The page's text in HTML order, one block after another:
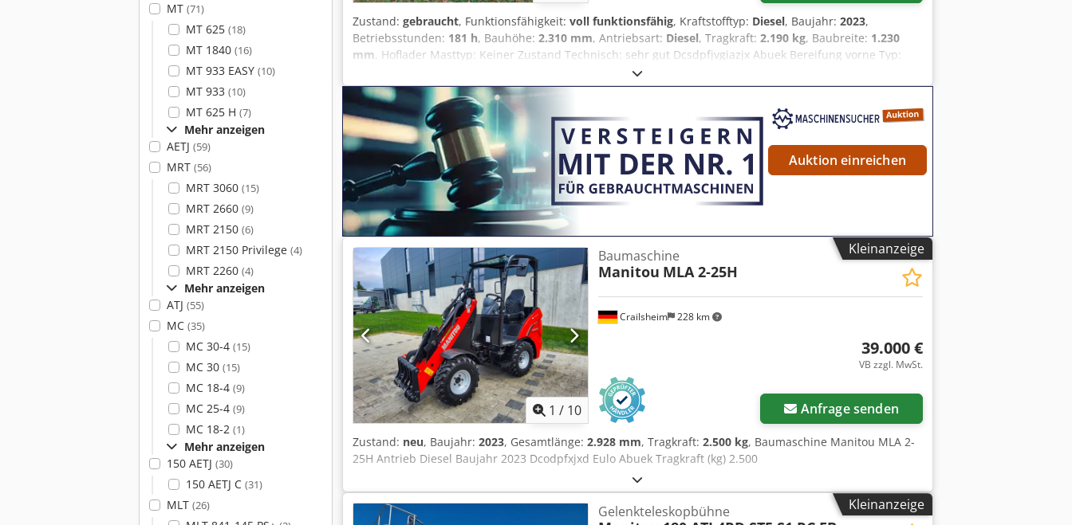
MT (71)
MT 625 (18)
MT 1840 (16)
MT 933 EASY (10)
MT 933 (10)
MT 625 H (7)
Mehr anzeigen
AETJ (59)
MRT (56)
MRT 3060 (15)
MRT 2660 (9)
MRT 2150 (6)
MRT 2150 Privilege (4)
MRT 2260 (4)
Mehr anzeigen
ATJ (55)
MC (35)
MC 30-4 (15)
MC 30 (15)
MC 18-4 (9)
MC 25-4 (9)
MC 18-2 (1)
Mehr anzeigen
150 AETJ (30)
150 AETJ C (31)
MLT (26)
Zustand: gebraucht, Funktionsfähigkeit: voll funktionsfähig, Kraftstofftyp: Diesel, Baujahr: 2023,
Betriebsstunden: 181 h, Bauhöhe: 2.310 mm, Antriebsart: Diesel, Tragkraft: 2.190 kg, Baubreite: 1.230
mm, Hoflader Masttyp: Keiner Zustand Technisch: sehr gut Dcsdpfjvgiazjx Abuek Bereifung vorne Typ:
Luft Bereifung vorne Zustand: 80 - 100% Bereifung hinten Typ: Luft Bereifung hinten Zustand: 80 - 100%
Arbeitsscheinwerfer hinten, Arbeitsscheinwerfer vorn, Heizung, Russfilter, Vollkabine, CE Zertifikat, Safety
Light, Bild dient als Symboldarstellung Schnellwechsler Pumpenart: Zahnradpumpe
Hydraulikfördermenge - Hydraulikdruck: 58.3 l/210 bar Systemdruck Fahrantrieb: 420 bar
Auktion einreichen
Kleinanzeige
1 / 10
Crailsheim 228 km
Baumaschine
Manitou MLA 2-25H
39.000 €
VB zzgl. MwSt.
Anfrage senden
Zustand: neu, Baujahr: 2023, Gesamtlänge: 2.928 mm, Tragkraft: 2.500 kg, Baumaschine Manitou MLA 2-
25H Antrieb Diesel Baujahr 2023 Dcodpfxjxd Eulo Abuek Tragkraft (kg) 2.500
Kleinanzeige
Gelenkteleskopbühne